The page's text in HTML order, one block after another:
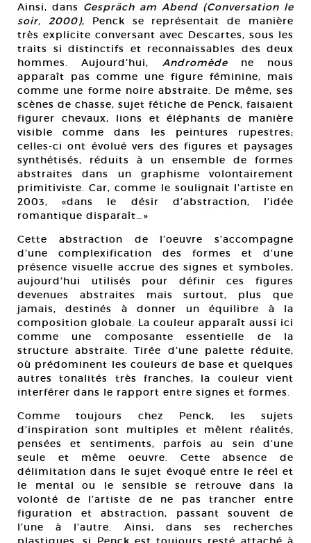
Ainsi, dans Gespräch am Abend (Conversation le
soir, 2000), Penck se représentait de manière
très explicite conversant avec Descartes, sous les
traits si distinctifs et reconnaissables des deux
hommes. Aujourd’hui, Andromèdene nous
apparaît pas comme une figure féminine, mais
comme une forme noire abstraite. De même, ses
scènes de chasse, sujet fétiche de Penck, faisaient
figurer chevaux, lions et éléphants de manière
visible comme dans les peintures rupestres;
celles-ci ont évolué vers des figures et paysages
synthétisés, réduits à un ensemble de formes
abstraites dans un graphisme volontairement
primitiviste. Car, comme le soulignait l’artiste en
2003, «dans le désir d’abstraction, l’idée
romantique disparaît…»
Cette abstraction de l’oeuvre s’accompagne
d’une complexification des formes et d’une
présence visuelle accrue des signes et symboles,
aujourd’hui utilisés pour définir ces figures
devenues abstraites mais surtout, plus que
jamais, destinés à donner un équilibre à la
composition globale. La couleur apparaît aussi ici
comme une composante essentielle de la
structure abstraite. Tirée d’une palette réduite,
où prédominent les couleurs de base et quelques
autres tonalités très franches, la couleur vient
interférer dans le rapport entre signes et formes.
Comme toujours chez Penck, les sujets
d’inspiration sont multiples et mêlent réalités,
pensées et sentiments, parfois au sein d’une
seule et même oeuvre. Cette absence de
délimitation dans le sujet évoqué entre le réel et
le mental ou le sensible se retrouve dans la
volonté de l’artiste de ne pas trancher entre
figuration et abstraction, passant souvent de
l’une à l’autre. Ainsi, dans ses recherches